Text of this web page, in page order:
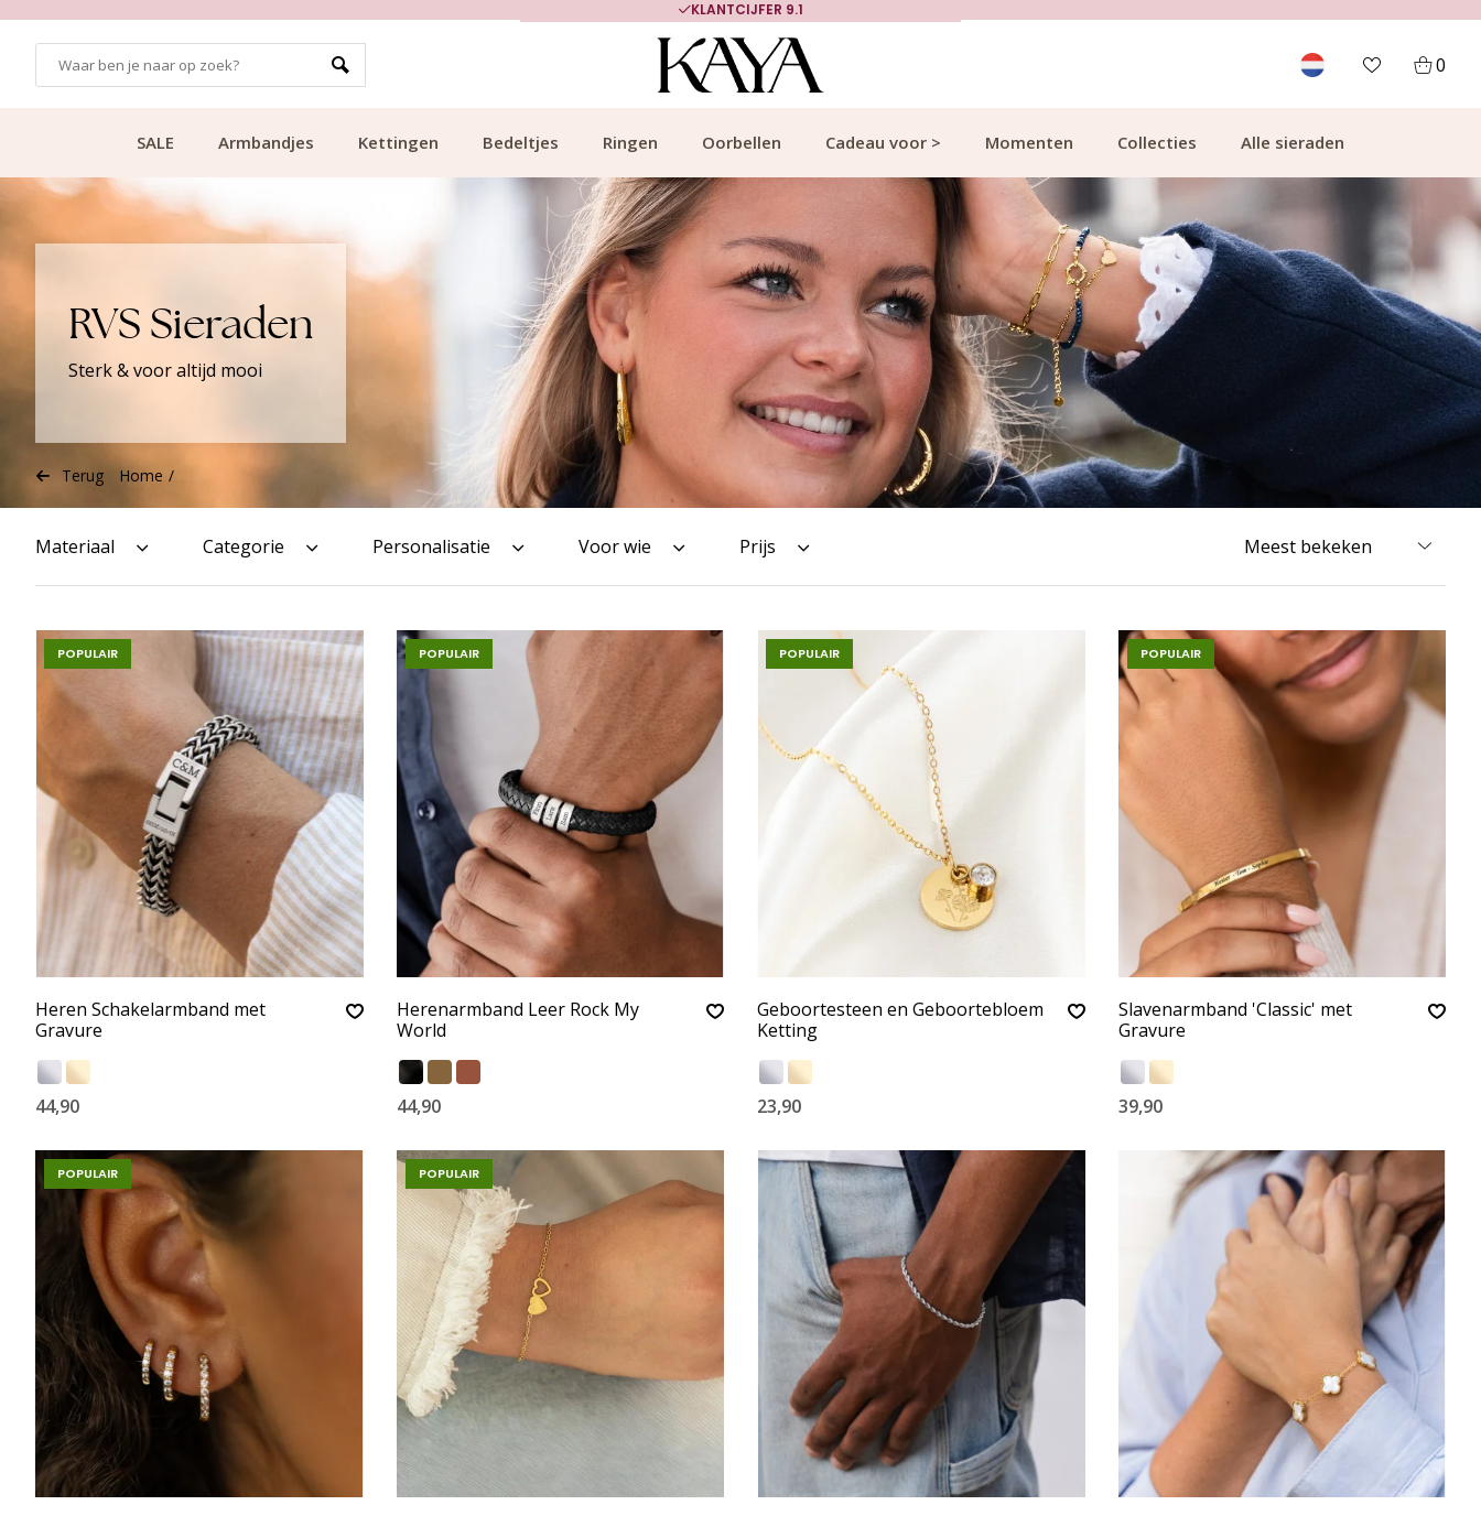
700.000+ TEVREDEN KLANTEN
0
SALE Armbandjes Kettingen Bedeltjes Ringen Oorbellen Cadeau voor > Momenten Collecties Alle sieraden
RVS Sieraden
Sterk & voor altijd mooi
Terug Home /
Materiaal Categorie Personalisatie Voor wie Prijs
POPULAIR
Heren Schakelarmband met
Gravure
44,90
POPULAIR
Herenarmband Leer Rock My
World
44,90
POPULAIR
Geboortesteen en Geboortebloem
Ketting
23,90
POPULAIR
Slavenarmband 'Classic' met
Gravure
39,90
POPULAIR POPULAIR